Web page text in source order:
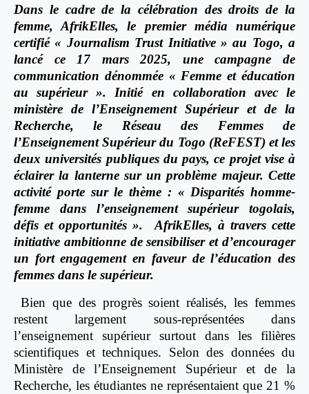
Dans le cadre de la célébration des droits de la
femme, AfrikElles, le premier média numérique
certifié « Journalism Trust Initiative » au Togo, a
lancé ce 17 mars 2025, une campagne de
communication dénommée « Femme et éducation
au supérieur ». Initié en collaboration avec le
ministère de l’Enseignement Supérieur et de la
Recherche, le Réseau des Femmes de
l’Enseignement Supérieur du Togo (ReFEST) et les
deux universités publiques du pays, ce projet vise à
éclairer la lanterne sur un problème majeur. Cette
activité porte sur le thème : « Disparités homme-
femme dans l’enseignement supérieur togolais,
défis et opportunités ». AfrikElles, à travers cette
initiative ambitionne de sensibiliser et d’encourager
un fort engagement en faveur de l’éducation des
femmes dans le supérieur.
Bien que des progrès soient réalisés, les femmes
restent largement sous-représentées dans
l’enseignement supérieur surtout dans les filières
scientifiques et techniques. Selon des données du
Ministère de l’Enseignement Supérieur et de la
Recherche, les étudiantes ne représentaient que 21 %